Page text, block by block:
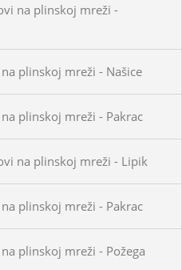
na plinskoj mreži -
plinskoj mreži - Našice
plinskoj mreži - Pakrac
na plinskoj mreži - Lipik
plinskoj mreži - Pakrac
plinskoj mreži - Požega